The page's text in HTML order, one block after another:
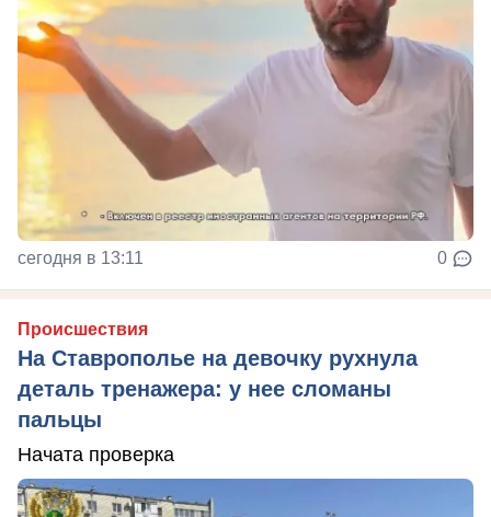
сегодня в 13:11 0
Происшествия
На Ставрополье на девочку рухнула
деталь тренажера: у нее сломаны
пальцы
Начата проверка